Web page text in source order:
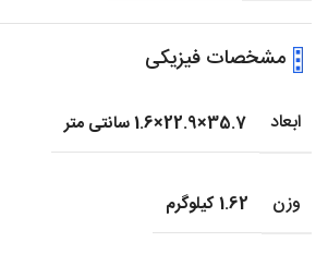
مشخصات فیزیکی
ابعاد 35.7×22.9×1.6 سانتی متر
وزن 1.62 کیلوگرم